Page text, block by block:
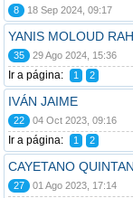
8 18 Sep 2024, 09:17
YANIS MOLOUD
35 29 Ago 2024, 15:36
Ir a página: 1 2
IVÁN JAIME
22 04 Oct 2023, 09:16
Ir a página: 1 2
CAYETANO
27 01 Ago 2023, 17:14